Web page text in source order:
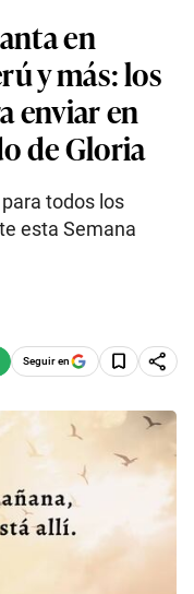
en
y más: los
enviar en
de Gloria
todos los
esta Semana
Seguir en